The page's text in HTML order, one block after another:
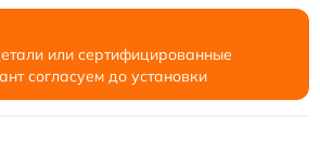
или сертифицированные
согласуем до установки